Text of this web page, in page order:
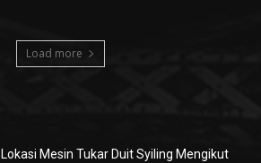
Load more
Lokasi Mesin Tukar Duit Syiling Mengikut